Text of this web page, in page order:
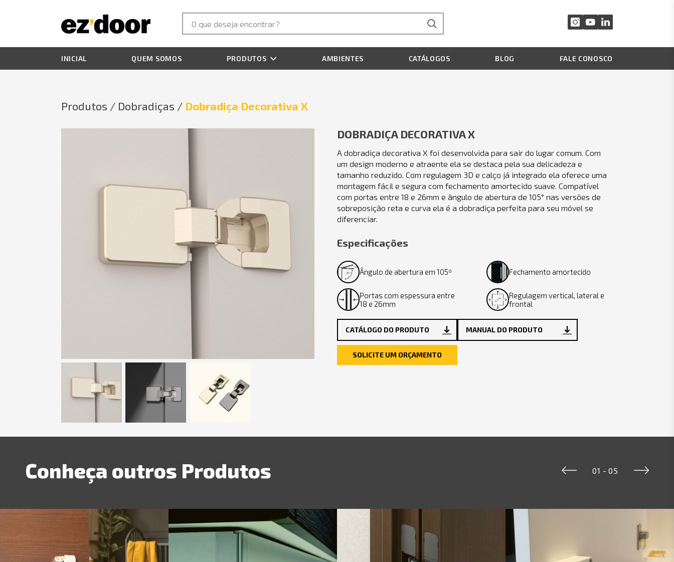
INICIAL QUEM SOMOS PRODUTOS AMBIENTES CATÁLOGOS BLOG FALE CONOSCO
Produtos / Dobradiças / Dobradiça Decorativa X
DOBRADIÇA DECORATIVA X
A dobradiça decorativa X foi desenvolvida para sair do lugar comum. Com
um design moderno e atraente ela se destaca pela sua delicadeza e
tamanho reduzido. Com regulagem 3D e calço já integrado ela oferece uma
montagem fácil e segura com fechamento amortecido suave. Compatível
com portas entre 18 e 26mm e ângulo de abertura de 105° nas versões de
sobreposição reta e curva ela é a dobradiça perfeita para seu móvel se
diferenciar.
Especificações
Ângulo de abertura em 105º Fechamento amortecido
Portas com espessura entre
18 e 26mm
Regulagem vertical, lateral e
frontal
CATÁLOGO DO PRODUTO MANUAL DO PRODUTO
SOLICITE UM ORÇAMENTO
Conheça outros Produtos 01 -05